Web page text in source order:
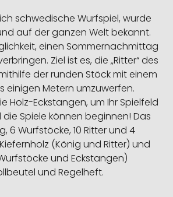
schwedische Wurfspiel, wurde
auf der ganzen Welt bekannt.
einen Sommernachmittag
Ziel ist es, die „Ritter“ des
der runden Stöck mit einem
einigen Metern umzuwerfen.
Holz-Eckstangen, um Ihr Spielfeld
Spiele können beginnen! Das
6 Wurfstöcke, 10 Ritter und 4
(König und Ritter) und
und Eckstangen)
und Regelheft.